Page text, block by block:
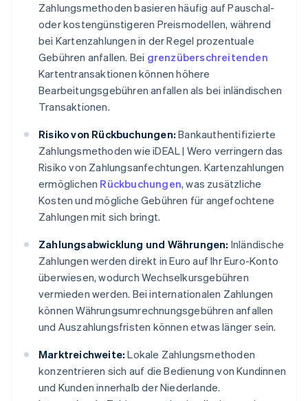
Zahlungsmethoden basieren häufig auf Pauschal-
oder kostengünstigeren Preismodellen, während
bei Kartenzahlungen in der Regel prozentuale
Gebühren anfallen. Bei grenzüberschreitenden
Kartentransaktionen können höhere
Bearbeitungsgebühren anfallen als bei inländischen
Transaktionen.
Risiko von Rückbuchungen: Bankauthentifizierte
Zahlungsmethoden wie iDEAL | Wero verringern das
Risiko von Zahlungsanfechtungen. Kartenzahlungen
ermöglichen Rückbuchungen, was zusätzliche
Kosten und mögliche Gebühren für angefochtene
Zahlungen mit sich bringt.
Zahlungsabwicklung und Währungen: Inländische
Zahlungen werden direkt in Euro auf Ihr Euro-Konto
überwiesen, wodurch Wechselkursgebühren
vermieden werden. Bei internationalen Zahlungen
können Währungsumrechnungsgebühren anfallen
und Auszahlungsfristen können etwas länger sein.
Marktreichweite: Lokale Zahlungsmethoden
konzentrieren sich auf die Bedienung von Kundinnen
und Kunden innerhalb der Niederlande.